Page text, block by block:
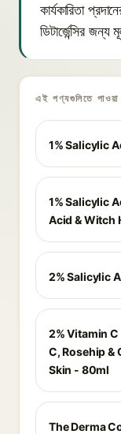
কার্যকারিতা
ডিটার্জেন্সির
এই পণ্যগুলিতে পাওয়া
1% Salicylic
1% Salicylic
Acid & Witch
2% Salicylic
2% Vitamin
C, Rosehip &
Skin - 80ml
The Derma